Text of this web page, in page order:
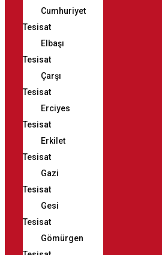
Cumhuriyet
Tesisat
Elbaşı
Tesisat
Çarşı
Tesisat
Erciyes
Tesisat
Erkilet
Tesisat
Gazi
Tesisat
Gesi
Tesisat
Gömürgen